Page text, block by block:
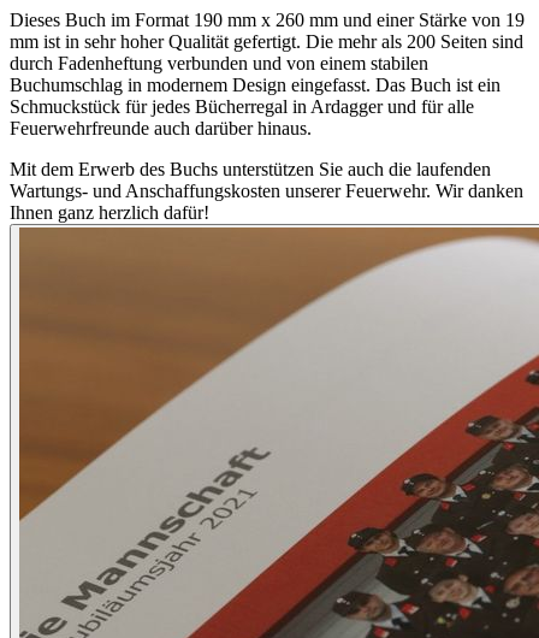
Dieses Buch im Format 190 mm x 260 mm und einer Stärke von 19
mm ist in sehr hoher Qualität gefertigt. Die mehr als 200 Seiten sind
durch Fadenheftung verbunden und von einem stabilen
Buchumschlag in modernem Design eingefasst. Das Buch ist ein
Schmuckstück für jedes Bücherregal in Ardagger und für alle
Feuerwehrfreunde auch darüber hinaus.
Mit dem Erwerb des Buchs unterstützen Sie auch die laufenden
Wartungs- und Anschaffungskosten unserer Feuerwehr. Wir danken
Ihnen ganz herzlich dafür!